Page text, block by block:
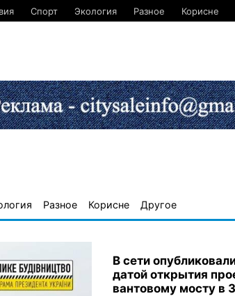
Спорт Экология Разное Корисне
Разное Корисне Другое
В сети
датой открытия
вантовому мосту в